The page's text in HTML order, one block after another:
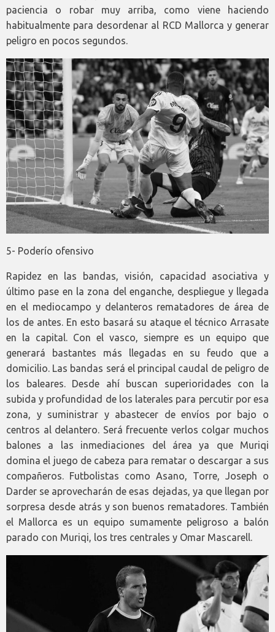
paciencia o robar muy arriba, como viene haciendo
habitualmente para desordenar al RCD Mallorca y generar
peligro en pocos segundos.
5- Poderío ofensivo
Rapidez en las bandas, visión, capacidad asociativa y
último pase en la zona del enganche, despliegue y llegada
en el mediocampo y delanteros rematadores de área de
los de antes. En esto basará su ataque el técnico Arrasate
en la capital. Con el vasco, siempre es un equipo que
generará bastantes más llegadas en su feudo que a
domicilio. Las bandas será el principal caudal de peligro de
los baleares. Desde ahí buscan superioridades con la
subida y profundidad de los laterales para percutir por esa
zona, y suministrar y abastecer de envíos por bajo o
centros al delantero. Será frecuente verlos colgar muchos
balones a las inmediaciones del área ya que Muriqi
domina el juego de cabeza para rematar o descargar a sus
compañeros. Futbolistas como Asano, Torre, Joseph o
Darder se aprovecharán de esas dejadas, ya que llegan por
sorpresa desde atrás y son buenos rematadores. También
el Mallorca es un equipo sumamente peligroso a balón
parado con Muriqi, los tres centrales y Omar Mascarell.